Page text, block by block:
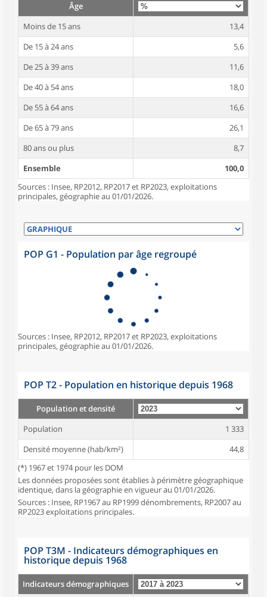
Âge
Moins de 15 ans
13,4
De 15 à 24 ans
5,6
De 25 à 39 ans
11,6
De 40 à 54 ans
18,0
De 55 à 64 ans
16,6
De 65 à 79 ans
26,1
80 ans ou plus
8,7
Ensemble
100,0
Sources : Insee, RP2012, RP2017 et RP2023, exploitations
principales, géographie au 01/01/2026.
POP G1 - Population par âge regroupé
Sources : Insee, RP2012, RP2017 et RP2023, exploitations
principales, géographie au 01/01/2026.
POP T2 - Population en historique depuis 1968
Population et densité
Population
1 333
Densité moyenne (hab/km²)
44,8
(*) 1967 et 1974 pour les DOM
Les données proposées sont établies à périmètre géographique
identique, dans la géographie en vigueur au 01/01/2026.
Sources : Insee, RP1967 au RP1999 dénombrements, RP2007 au
RP2023 exploitations principales.
POP T3M - Indicateurs démographiques en
historique depuis 1968
Indicateurs démographiques